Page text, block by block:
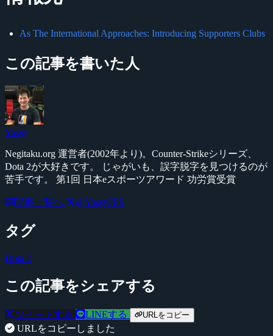
As The International Approaches: Introducing Supporters Clubs
この記事を書いた人
Yossy
Negitaku.org 運営者(2002年より)。Counter-Strikeシリーズ、
Dota 2が大好きです。 じゃがいも、誤字脱字を見つけるのが
苦手です。 第1回 日本eスポーツアワード 功労賞受賞
記事一覧へ @YossyFPS
タグ
Dota 2
この記事をシェアする
ツイートする LINEする URLをコピー
URLをコピーしました